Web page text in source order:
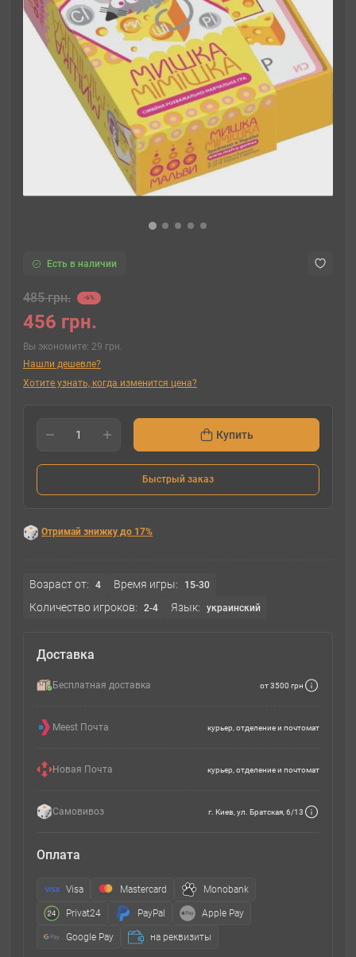
Есть в наличии
485 грн. -6%
456 грн.
Вы экономите: 29 грн.
Нашли дешевле?
Хотите узнать, когда изменится цена?
Купить
Быстрый заказ
Отримай знижку до 17%
Возраст от: 4 Время игры: 15-30
Количество игроков: 2-4 Язык: украинский
Доставка
Бесплатная доставка от 3500 грн
Meest Почта курьер, отделение и почтомат
Новая Почта курьер, отделение и почтомат
Самовивоз г. Киев, ул. Братская, 6/13
Оплата
Visa Mastercard Monobank
Privat24 PayPal Apple Pay
Google Pay на реквизиты